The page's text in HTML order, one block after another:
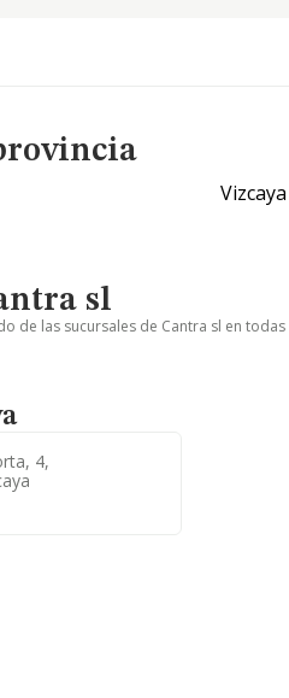
sl
de las sucursales de Cantra sl en
4,